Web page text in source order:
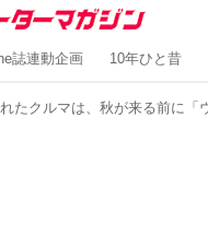
誌連動企画 10年ひと昔